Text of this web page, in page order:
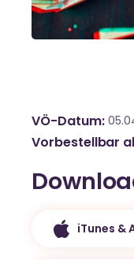
VÖ-Datum
Vorbestellbar
iTunes &